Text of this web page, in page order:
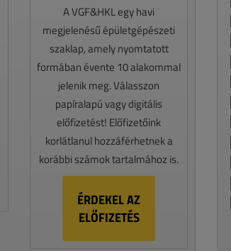
A VGF&HKL egy havi
megjelenésű épületgépészeti
szaklap, amely nyomtatott
formában évente 10 alakommal
jelenik meg. Válasszon
papíralapú vagy digitális
előfizetést! Előfizetőink
korlátlanul hozzáférhetnek a
korábbi számok tartalmához is.
ÉRDEKEL AZ
ELŐFIZETÉS